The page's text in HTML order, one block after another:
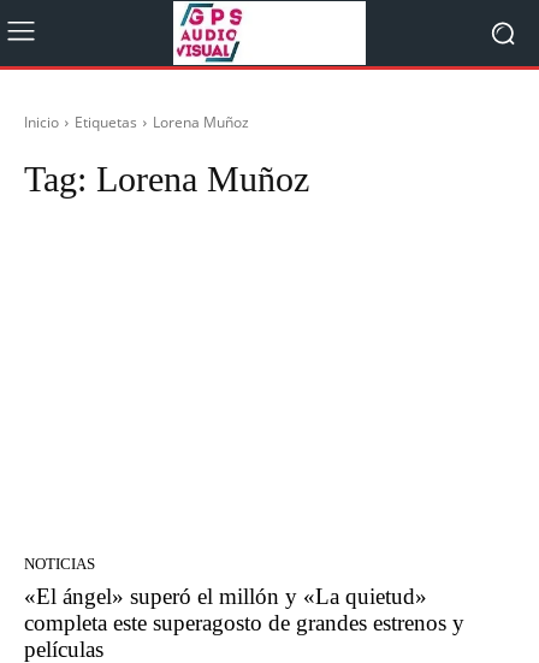
Inicio Etiquetas Lorena Muñoz
Tag: Lorena Muñoz
NOTICIAS
«El ángel» superó el millón y «La quietud»
completa este superagosto de grandes estrenos y
películas